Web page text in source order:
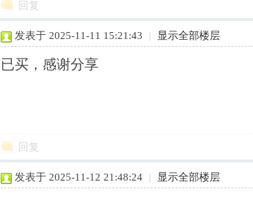
回复
发表于 2025-11-11 15:21:43 | 显示全部楼层
已买，感谢分享
回复
发表于 2025-11-12 21:48:24 | 显示全部楼层